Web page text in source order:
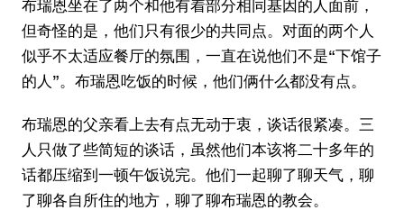
布瑞恩坐在了两个和他有着部分相同基因的人面前，
但奇怪的是，他们只有很少的共同点。对面的两个人
似乎不太适应餐厅的氛围，一直在说他们不是“下馆子
的人”。布瑞恩吃饭的时候，他们俩什么都没有点。
布瑞恩的父亲看上去有点无动于衷，谈话很紧凑。三
人只做了些简短的谈话，虽然他们本该将二十多年的
话都压缩到一顿午饭说完。他们一起聊了聊天气，聊
了聊各自所住的地方，聊了聊布瑞恩的教会。